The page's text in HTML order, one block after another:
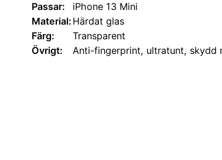
Passar:
iPhone 13 Mini
Material: Härdat glas
Färg:
Transparent
Övrigt:
Anti-fingerprint, ultratunt, skydd